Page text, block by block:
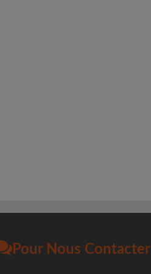
Pour Nous Contacter